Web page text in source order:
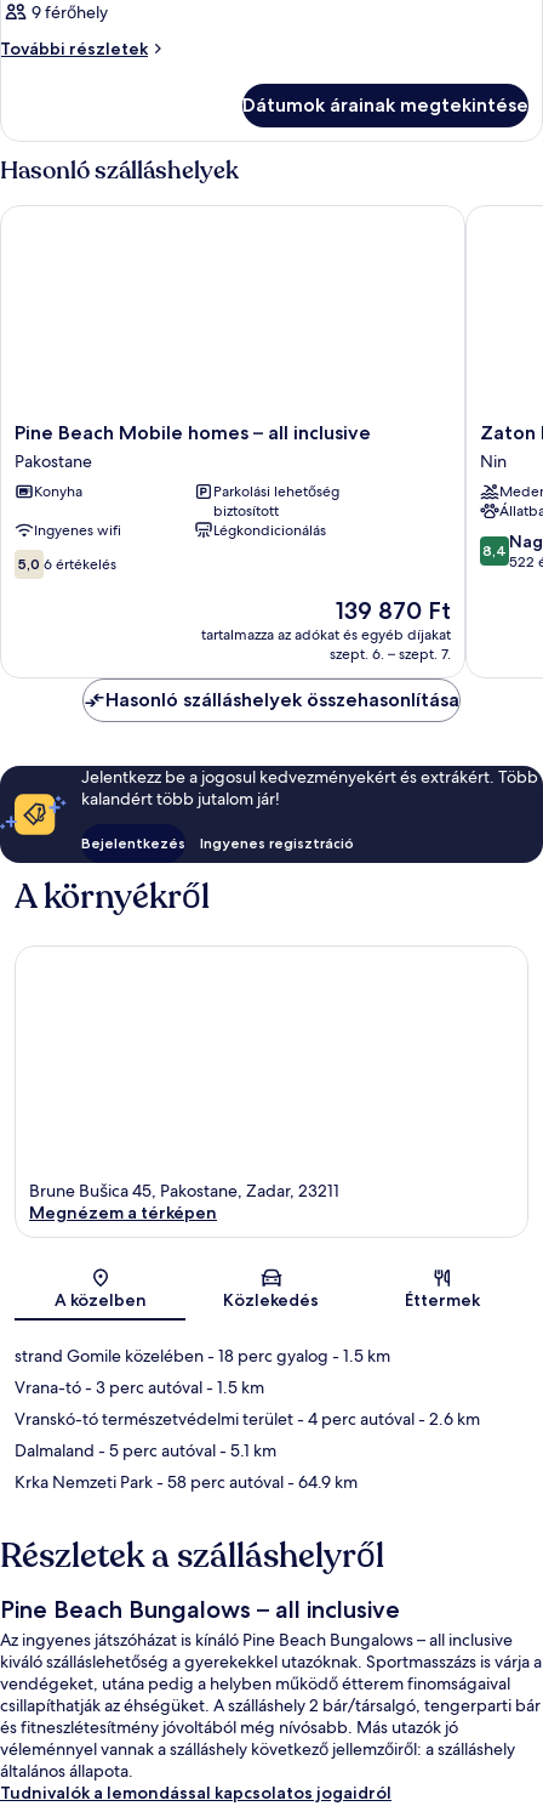
9 férőhely
További részletek
Szoba
Dátumok árainak megtekintése
Hasonló szálláshelyek
Pine
Beach
Mobile
homes
all
inclusive
Pakostane
Pine Beach Mobile homes – all inclusive
Pakostane
Konyha
Parkolási lehetőség
biztosított
Ingyenes wifi
Légkondicionálás
5.0
ennyiből:
5,0 6 értékelés
Az
ár
139 870 Ft
139 870 Ft
tartalmazza az adókat és egyéb díjakat
szept. 6. – szept. 7.
Pine Beach Mobile homes – all inclusive
Zaton
Holiday
Resort
Nin
Zaton
Nin
8.4
8,4
522
Zaton
Hasonló szálláshelyek összehasonlítása
Jelentkezz be a jogosul kedvezményekért és extrákért. Több
kalandért több jutalom jár!
Bejelentkezés Ingyenes regisztráció
A környékről
Térkép
Brune Bušica 45, Pakostane, Zadar, 23211
Megnézem a térképen
A közelben Közlekedés Éttermek
strand Gomile közelében- 18 perc gyalog - 1.5 km
Vrana-tó- 3 perc autóval- 1.5 km
Vranskó-tó természetvédelmi terület- 4 perc autóval- 2.6 km
Dalmaland - 5 perc autóval- 5.1 km
Krka Nemzeti Park- 58 perc autóval- 64.9 km
Részletek a szálláshelyről
Pine Beach Bungalows – all inclusive
Az ingyenes játszóházat is kínáló Pine Beach Bungalows – all inclusive
kiváló szálláslehetőség a gyerekekkel utazóknak. Sportmasszázs is várja a
vendégeket, utána pedig a helyben működő étterem finomságaival
csillapíthatják az éhségüket. A szálláshely 2 bár/társalgó, tengerparti bár
és fitneszlétesítmény jóvoltából még nívósabb. Más utazók jó
véleménnyel vannak a szálláshely következő jellemzőiről: a szálláshely
általános állapota.
Tudnivalók a lemondással kapcsolatos jogaidról